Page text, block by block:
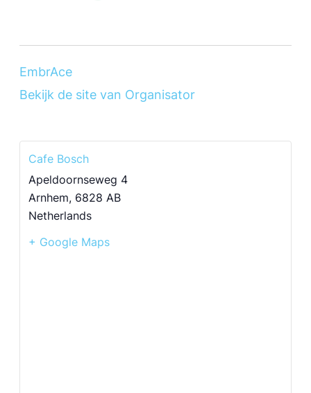
EmbrAce
Bekijk de site van Organisator
Cafe Bosch
Apeldoornseweg 4
Arnhem, 6828 AB
Netherlands
+ Google Maps